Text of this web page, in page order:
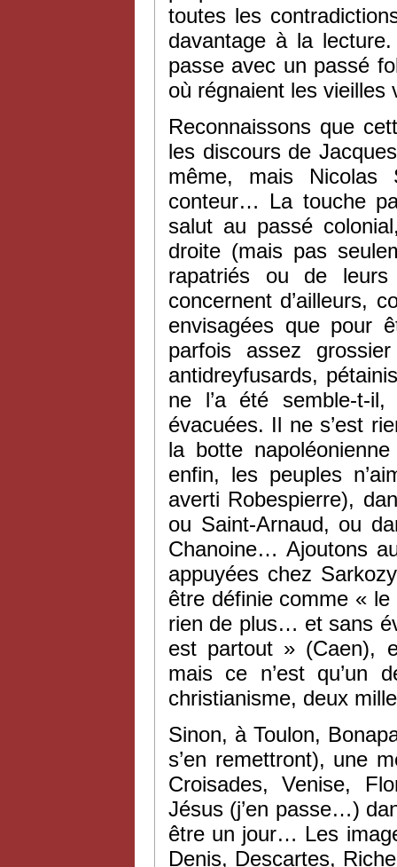
toutes les
davantage à la
passe avec un passé
où régnaient les
Reconnaissons que
les discours de
même, mais Nicolas
conteur… La touche
salut au passé
droite (mais pas
rapatriés ou de
concernent d’ailleurs,
envisagées que pour
parfois assez
antidreyfusards,
ne l’a été semble-t-
évacuées. Il ne s’est
la botte
enfin, les peuples
averti Robespierre),
ou Saint-Arnaud, ou
Chanoine… Ajoutons
appuyées chez
être définie comme «
rien de plus… et sans
est partout » (Caen),
mais ce n’est qu’un
christianisme, deux
Sinon, à Toulon,
s’en remettront), une
Croisades, Venise,
Jésus (j’en passe…)
être un jour… Les
Denis, Descartes,